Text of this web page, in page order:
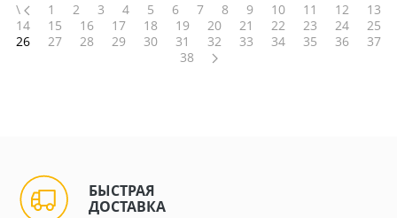
\ 1 2 3 4 5 6 7 8 9 10 11 12
13
14
15 16 17 18 19 20 21 22 23 24
25
26
27 28 29 30 31 32 33 34 35 36
37
38
БЫСТРАЯ
ДОСТАВКА